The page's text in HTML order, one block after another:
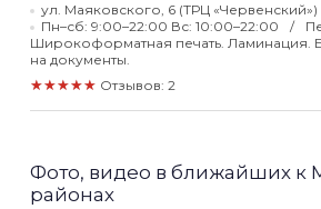
ул. Маяковского, 6 (ТРЦ «Червенский»)
Пн–сб: 9:00–22:00 Вс: 10:00–22:00
Широкоформатная печать.
на документы.
★★★★★ Отзывов: 2
Фото, видео в ближайших к
районах